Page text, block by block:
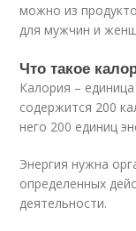
можно из
для мужчин и
Что такое
Калория –
содержится 200
него 200 единиц
Энергия нужна
определенных
деятельности.